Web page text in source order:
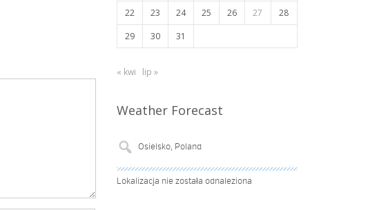
22
23 24 25 26 27
28
29
30 31
« kwi lip »
Weather Forecast
Lokalizacja nie została odnaleziona